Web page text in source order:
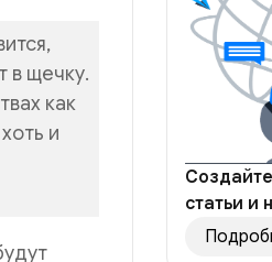
в щечку.
как
и
статьи и